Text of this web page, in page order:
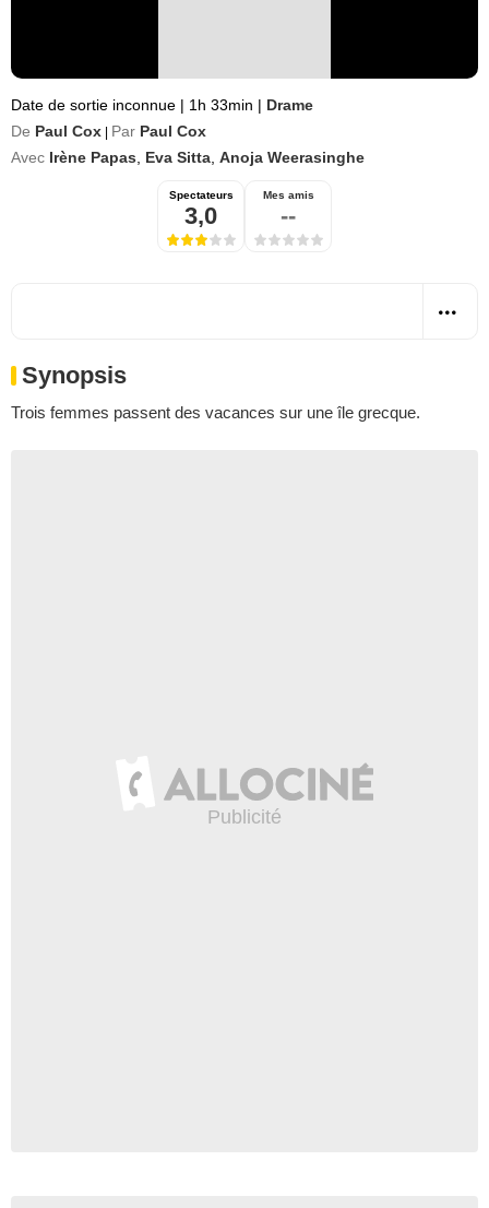
Date de sortie inconnue | 1h 33min | Drame
De Paul Cox Par Paul Cox
Avec Irène Papas Eva Sitta Anoja Weerasinghe
Spectateurs
3,0
Mes amis
--
Synopsis
Trois femmes passent des vacances sur une île grecque.